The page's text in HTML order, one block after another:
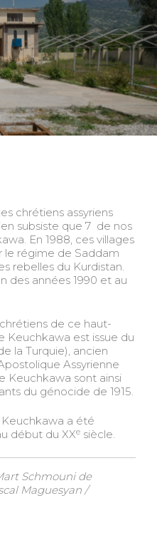
chrétiens assyriens
subsiste que 7 de nos
En 1988, ces villages
le régime de Saddam
rebelles du Kurdistan.
des années 1990 et au
de ce haut-
Keuchkawa est issue du
la Turquie), ancien
Assyrienne
Keuchkawa sont ainsi
du génocide de 1915.
Keuchkawa a été
début du XXe siècle.
Schmouni de
Maguesyan /